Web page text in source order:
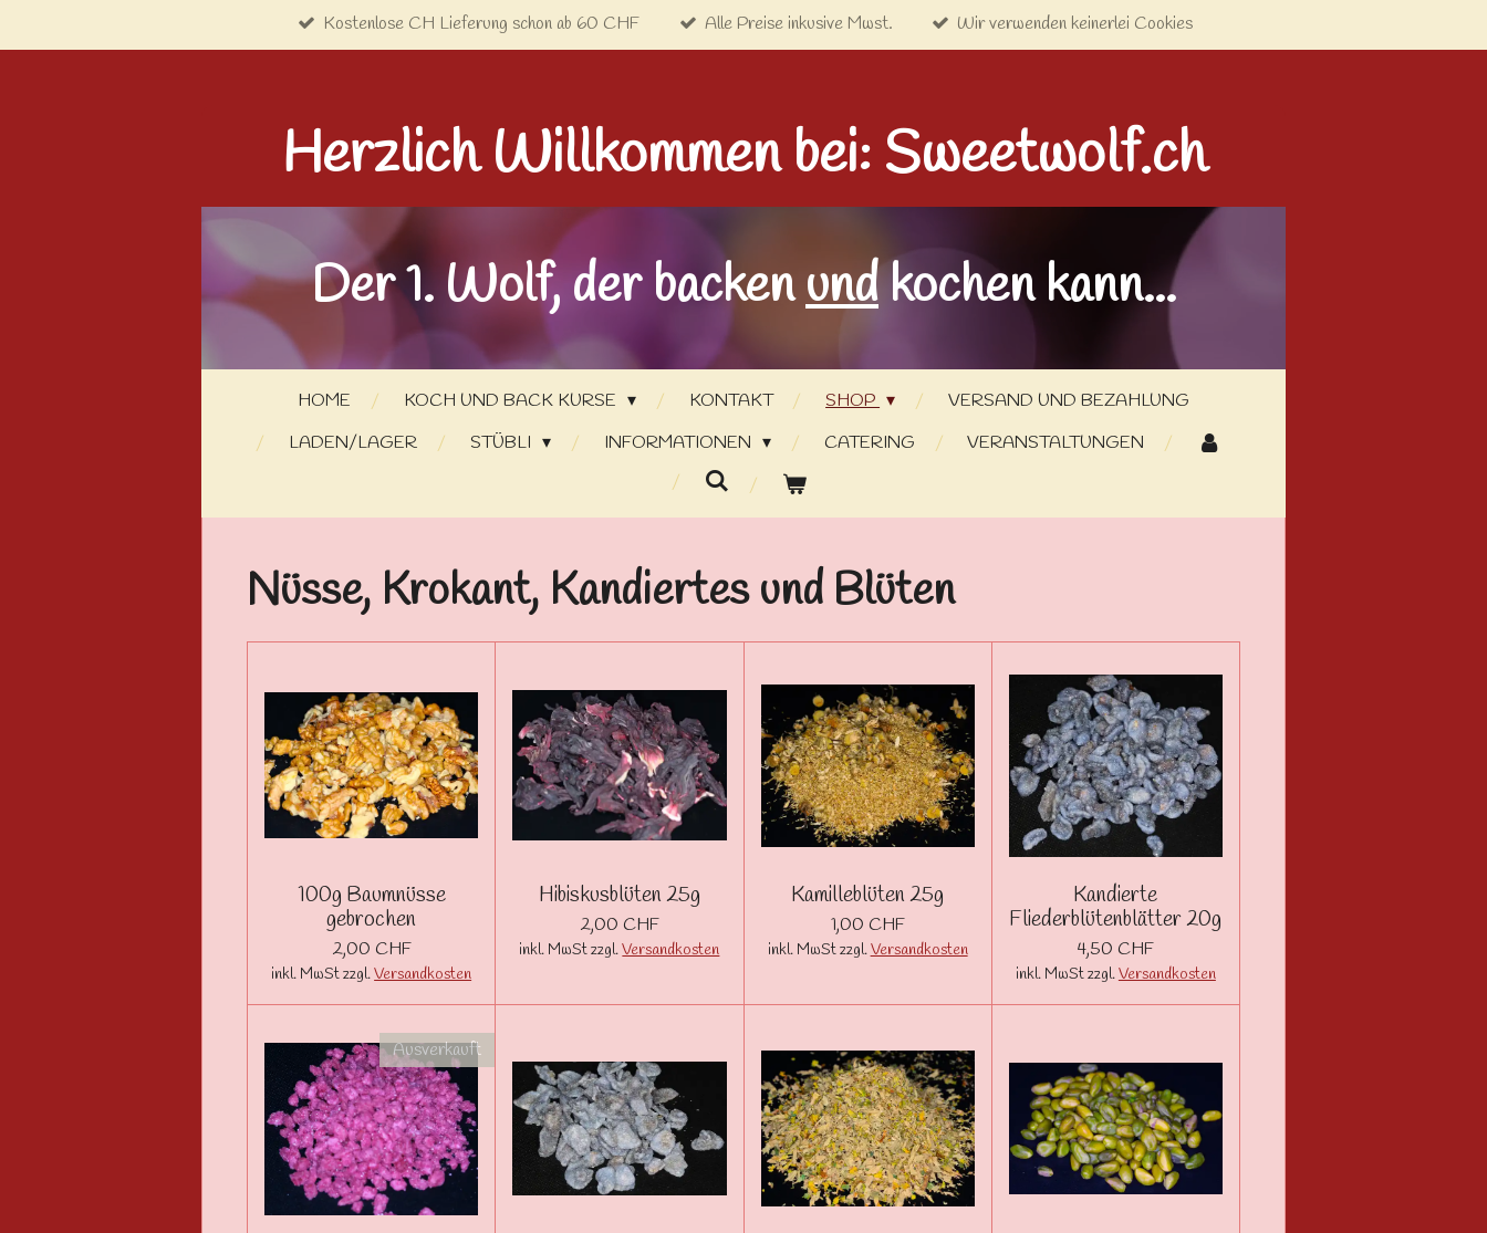
Hauptinhalt
Kostenlose CH Lieferung schon ab 60 CHF Alle Preise inkusive Mwst. Wir verwenden keinerlei Cookies
Herzlich Willkommen bei: Sweetwolf.ch
Der 1. Wolf, der backenundkochen kann...
HOME KOCH UND BACK KURSE KONTAKT SHOP
VERSAND UND BEZAHLUNG
LADEN/LAGER
STÜBLI INFORMATIONEN CATERING VERANSTALTUNGEN
Nüsse, Krokant, Kandiertes und Blüten
100g Baumnüsse
gebrochen
2,00 CHF
inkl. MwSt zzgl.Versandkosten
Hibiskusblüten 25g
2,00 CHF
inkl. MwSt zzgl.Versandkosten
Kamilleblüten 25g
1,00 CHF
inkl. MwSt zzgl.Versandkosten
Kandierte
Fliederblütenblätter 20g
4,50 CHF
inkl. MwSt zzgl.Versandkosten
Ausverkauft